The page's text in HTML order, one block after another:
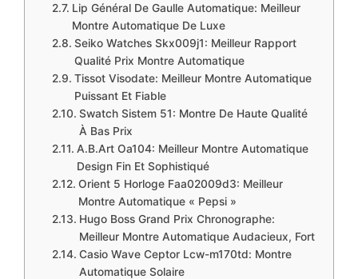
​Lip Général De Gaulle Automatique: Meilleur
Montre Automatique De Luxe
​Seiko Watches Skx009j1: Meilleur Rapport
Qualité Prix Montre Automatique
​Tissot Visodate: Meilleur Montre Automatique
Puissant Et Fiable
​Swatch Sistem 51: Montre De Haute Qualité
À Bas Prix
​A.B.Art Oa104: Meilleur Montre Automatique
Design Fin Et Sophistiqué
​Orient 5 Horloge Faa02009d3: Meilleur
Montre Automatique « Pepsi »
​Hugo Boss Grand Prix Chronographe:
Meilleur Montre Automatique Audacieux, Fort
​Casio Wave Ceptor Lcw-m170td: Montre
Automatique Solaire